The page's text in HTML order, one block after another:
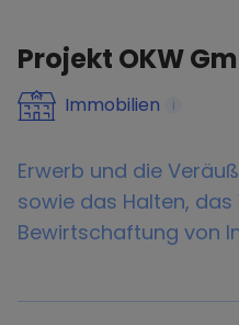
Projekt OKW
Immobilien i
Erwerb und die
sowie das Halten,
Bewirtschaftung von